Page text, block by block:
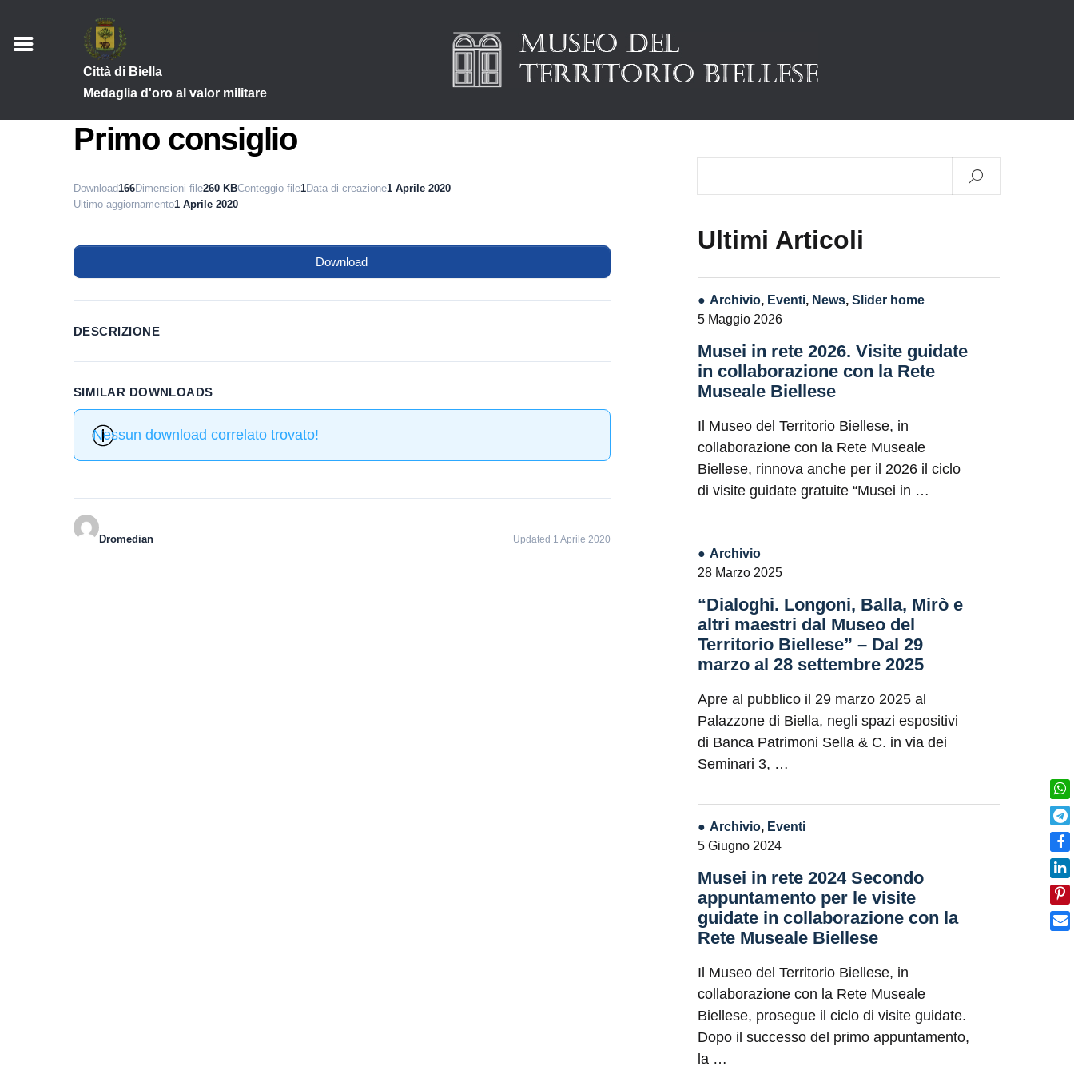
Città di Biella
Medaglia d'oro al valor militare
Primo consiglio
Download166Dimensioni file260 KBConteggio file1Data di creazione1 Aprile 2020
Ultimo aggiornamento1 Aprile 2020
Download
DESCRIZIONE
SIMILAR DOWNLOADS
Nessun download correlato trovato!
Dromedian Updated 1 Aprile 2020
Ultimi Articoli
Archivio, Eventi, News,Slider home
5 Maggio 2026
Musei in rete 2026. Visite guidate
in collaborazione con la Rete
Museale Biellese
Il Museo del Territorio Biellese, in
collaborazione con la Rete Museale
Biellese, rinnova anche per il 2026 il ciclo
di visite guidate gratuite “Musei in …
Archivio
28 Marzo 2025
“Dialoghi. Longoni, Balla, Mirò e
altri maestri dal Museo del
Territorio Biellese” – Dal 29
marzo al 28 settembre 2025
Apre al pubblico il 29 marzo 2025 al
Palazzone di Biella, negli spazi espositivi
di Banca Patrimoni Sella & C. in via dei
Seminari 3, …
Archivio, Eventi
5 Giugno 2024
Musei in rete 2024 Secondo
appuntamento per le visite
guidate in collaborazione con la
Rete Museale Biellese
Il Museo del Territorio Biellese, in
collaborazione con la Rete Museale
Biellese, prosegue il ciclo di visite guidate.
Dopo il successo del primo appuntamento,
la …